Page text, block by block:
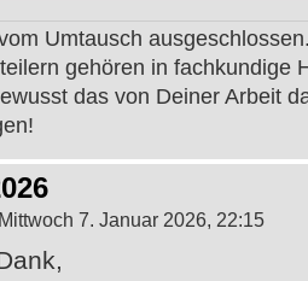
Umtausch
gehören in fachkundige
das von Deiner Arbeit
7. Januar 2026, 22:15